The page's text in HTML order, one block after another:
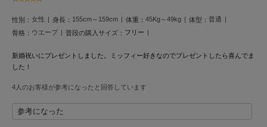
KEEN
キーン
LAATO
ラート
le
性別： 女性 身長： 155cm～159cm 体重： 45Kg～49kg 体型： 普通
骨格： ウエーブ 普段の購入サイズ： フリー
新婚祝いにプレゼントしました。ミッフィー好きなのでプレゼントしたら喜んでま
した！
4人のお客様が参考になったと回答しています
参考になった